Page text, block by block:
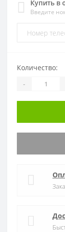
Купить в
Введите
Количество:
-